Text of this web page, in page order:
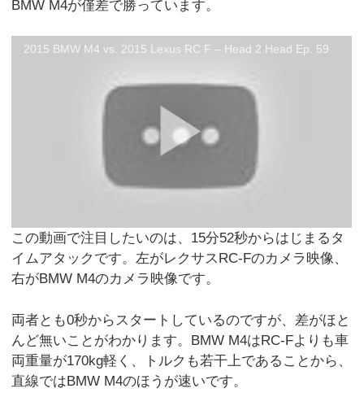
BMW M4が僅差で勝っています。
2015 BMW M4 vs. 2015 Lexus RC F – Head 2 Head Ep. 59
この動画で注目したいのは、15分52秒からはじまるタ
イムアタックです。左がレクサスRC-Fのカメラ映像、
右がBMW M4のカメラ映像です。
両者とも0秒からスタートしているのですが、差がほと
んど無いことがわかります。BMW M4はRC-Fよりも車
両重量が170kg軽く、トルクも若干上であることから、
直線ではBMW M4のほうが速いです。